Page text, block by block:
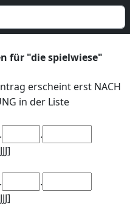
für "die spielwiese"
erscheint erst NACH
in der Liste
.
.
.
.